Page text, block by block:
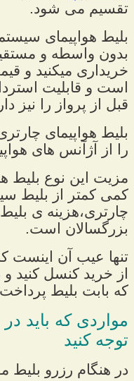
تقسیم می شود.
بلیط هواپیمای
بدون واسطه و
خریداری میکنید و
است و قابلیت
قبل از پرواز را نیز
بلیط هواپیمای
را از آژآنس های
مزیت این نوع بلیط
کمی کمتر از بلیط
چارتری،هزینه ی
بزرگسالان است.
تنها عیب آن اینست
از خرید کنسل کنید
که بابت بلیط
مواردی که باید
توجه کنید
در هنگام رزرو بلیط